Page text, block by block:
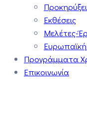
Εκθέσεις
Μελέτες-
Προγράμματα
Επικοινωνία